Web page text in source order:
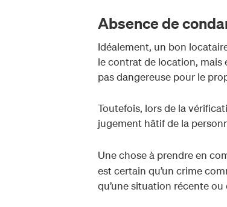
Absence de
Idéalement, un bon
le contrat de location, mais
pas dangereuse pour le
Toutefois, lors de la
jugement hâtif de la
Une chose à prendre en
est certain qu’un crime
qu’une situation récente